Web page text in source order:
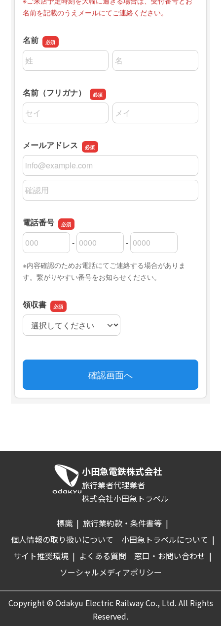
小田急電鉄株式会社
旅行業者代理業者
株式会社小田急トラベル
標識 | 旅行業約款・条件書等 |
個人情報の取り扱いについて
小田急トラベルについて |
サイト推奨環境 | よくある質問 窓口・お問い合わせ |
ソーシャルメディアポリシー
Copyright © Odakyu Electric Railway Co., Ltd. All Rights
Reserved.